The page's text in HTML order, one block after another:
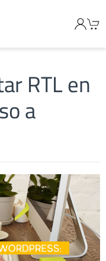
RTL en
a